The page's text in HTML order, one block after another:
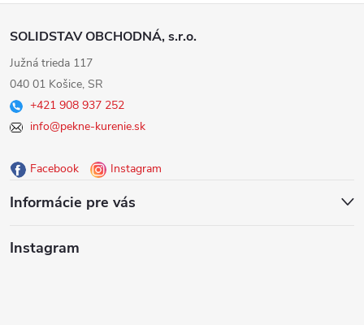
Z
á
p
ä
e
SOLIDSTAV OBCHODNÁ, s.r.o.
Južná trieda 117
040 01 Košice, SR
+421 908 937 252
info@pekne-kurenie.sk
Facebook Instagram
Informácie pre vás
Instagram